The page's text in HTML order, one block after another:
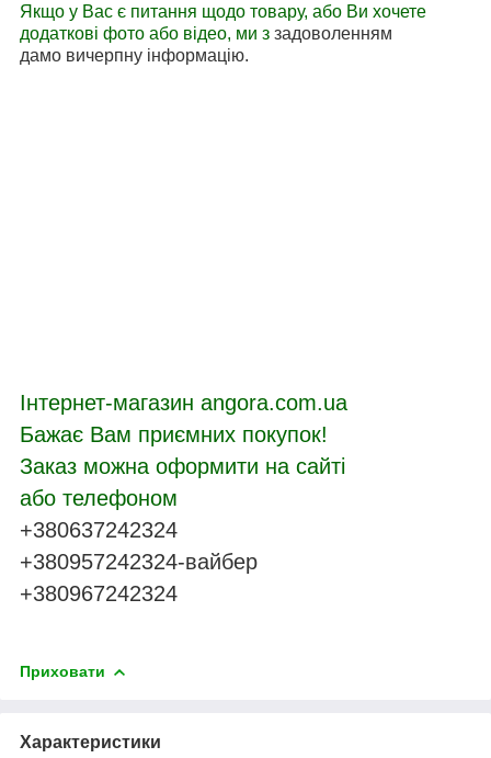
Якщо у Вас є питання щодо товару, або Ви хочете
додаткові фото або відео, ми з задоволенням
дамо вичерпну інформацію.
Інтернет-магазин angora.com.ua
Бажає Вам приємних покупок!
Заказ можна оформити на сайті
або телефоном
+380637242324
+380957242324-вайбер
+380967242324
Приховати
Характеристики